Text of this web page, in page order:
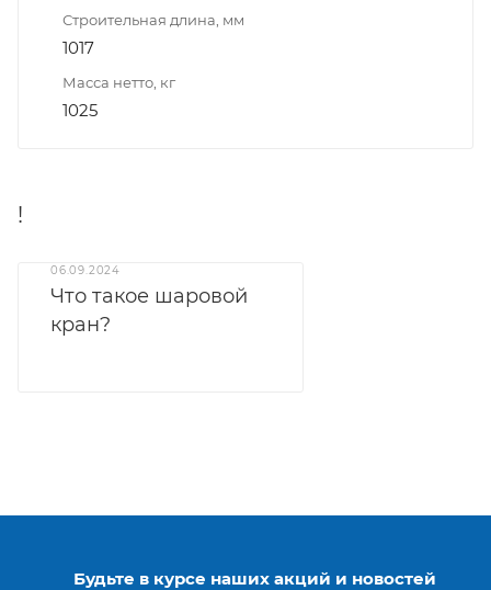
Строительная длина, мм
1017
Масса нетто, кг
1025
!
06.09.2024
Что такое шаровой
кран?
Будьте в курсе наших акций и новостей